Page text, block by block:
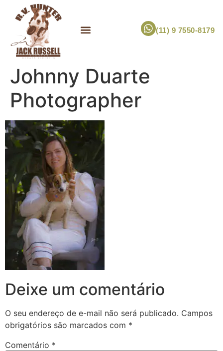
(11) 9 7550-8179
Johnny Duarte
Photographer
Deixe um comentário
O seu endereço de e-mail não será publicado. Campos
obrigatórios são marcados com *
Comentário *